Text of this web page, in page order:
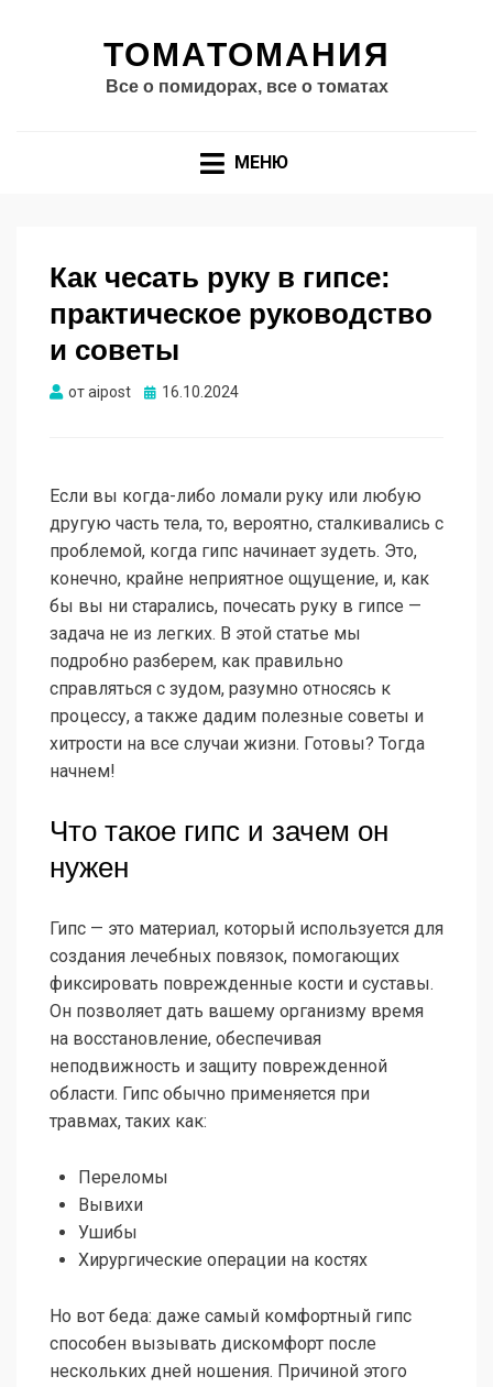
ТОМАТОМАНИЯ
Все о помидорах, все о томатах
МЕНЮ
Как чесать руку в гипсе:
практическое руководство
и советы
отaipost Опубликовано
16.10.2024
Если вы когда-либо ломали руку или любую
другую часть тела, то, вероятно, сталкивались с
проблемой, когда гипс начинает зудеть. Это,
конечно, крайне неприятное ощущение, и, как
бы вы ни старались, почесать руку в гипсе —
задача не из легких. В этой статье мы
подробно разберем, как правильно
справляться с зудом, разумно относясь к
процессу, а также дадим полезные советы и
хитрости на все случаи жизни. Готовы? Тогда
начнем!
Что такое гипс и зачем он
нужен
Гипс — это материал, который используется для
создания лечебных повязок, помогающих
фиксировать поврежденные кости и суставы.
Он позволяет дать вашему организму время
на восстановление, обеспечивая
неподвижность и защиту поврежденной
области. Гипс обычно применяется при
травмах, таких как:
Переломы
Вывихи
Ушибы
Хирургические операции на костях
Но вот беда: даже самый комфортный гипс
способен вызывать дискомфорт после
нескольких дней ношения. Причиной этого